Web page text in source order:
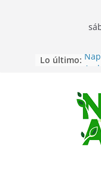
Lo último: